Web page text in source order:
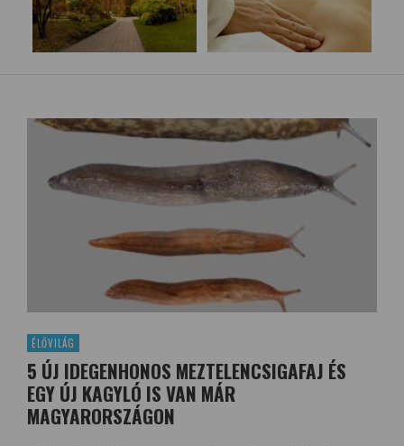
ÉLŐVILÁG
5 ÚJ IDEGENHONOS MEZTELENCSIGAFAJ ÉS
EGY ÚJ KAGYLÓ IS VAN MÁR
MAGYARORSZÁGON